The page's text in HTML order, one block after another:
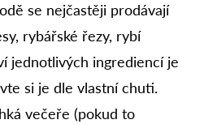
se nejčastěji prodávají
rybářské řezy, rybí
jednotlivých ingrediencí je
si je dle vlastní chuti.
večeře (pokud to